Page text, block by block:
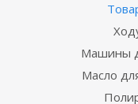
Машины
Масло